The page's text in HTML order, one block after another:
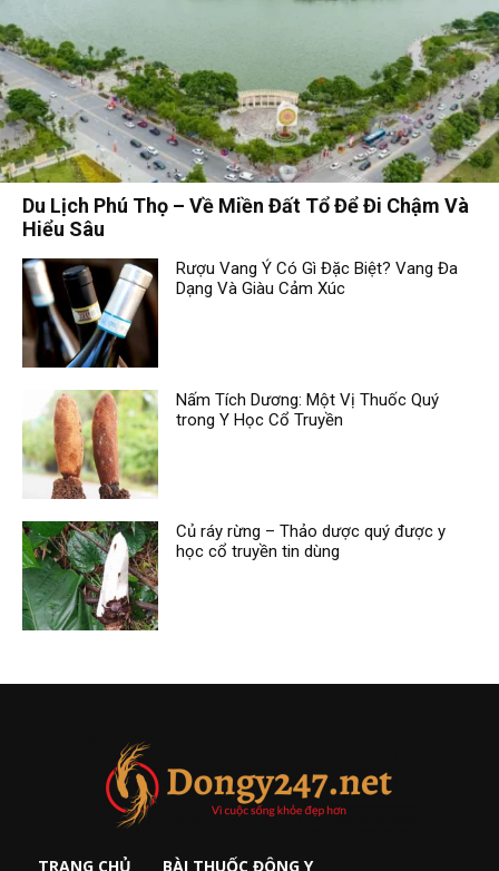
Du Lịch Phú Thọ – Về Miền Đất Tổ Để Đi Chậm Và
Hiểu Sâu
Rượu Vang Ý Có Gì Đặc Biệt? Vang Đa
Dạng Và Giàu Cảm Xúc
Nấm Tích Dương: Một Vị Thuốc Quý
trong Y Học Cổ Truyền
Củ ráy rừng – Thảo dược quý được y
học cổ truyền tin dùng
TRANG CHỦ BÀI THUỐC ĐÔNG Y